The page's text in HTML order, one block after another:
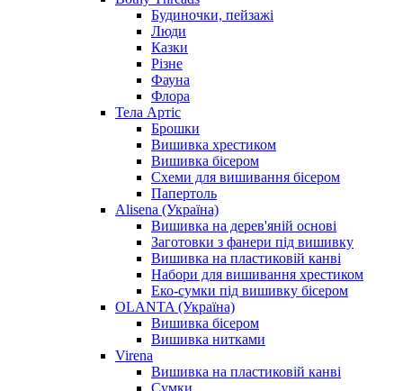
Будиночки, пейзажі
Люди
Казки
Різне
Фауна
Флора
Тела Артіс
Брошки
Вишивка хрестиком
Вишивка бісером
Схеми для вишивання бісером
Папертоль
Alisena (Україна)
Вишивка на дерев'яній основі
Заготовки з фанери під вишивку
Вишивка на пластиковій канві
Набори для вишивання хрестиком
Еко-сумки під вишивку бісером
OLANTA (Україна)
Вишивка бісером
Вишивка нитками
Virena
Вишивка на пластиковій канві
Сумки